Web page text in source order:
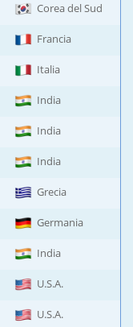
Corea del Sud
Francia
Italia
India
India
India
Grecia
Germania
India
U.S.A.
U.S.A.